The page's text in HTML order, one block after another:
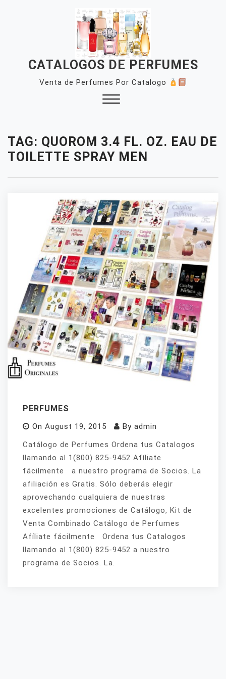
CATALOGOS DE PERFUMES
Venta de Perfumes Por Catalogo
TAG: QUOROM 3.4 FL. OZ. EAU DE
TOILETTE SPRAY MEN
PERFUMES
On August 19, 2015 By admin
Catálogo de Perfumes Ordena tus Catalogos
llamando al 1(800) 825-9452 Afíliate
fácilmente a nuestro programa de Socios. La
afiliación es Gratis. Sólo deberás elegir
aprovechando cualquiera de nuestras
excelentes promociones de Catálogo, Kit de
Venta Combinado Catálogo de Perfumes
Afíliate fácilmente Ordena tus Catalogos
llamando al 1(800) 825-9452 a nuestro
programa de Socios. La.